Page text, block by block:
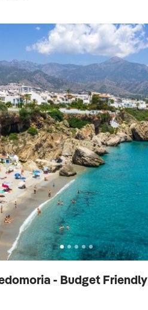
- Budget Friendly